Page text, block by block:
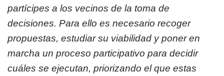
partícipes a los vecinos de la toma de
decisiones. Para ello es necesario recoger
propuestas, estudiar su viabilidad y poner en
marcha un proceso participativo para decidir
cuáles se ejecutan, priorizando el que estas